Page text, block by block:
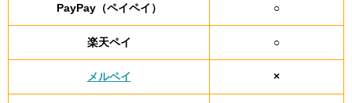
PayPay（ペイペイ） ○
楽天ペイ ○
メルペイ ×